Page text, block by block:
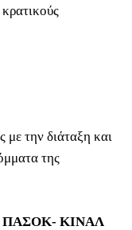
με την διάταξη και
της
ΠΑΣΟΚ- ΚΙΝΑΛ